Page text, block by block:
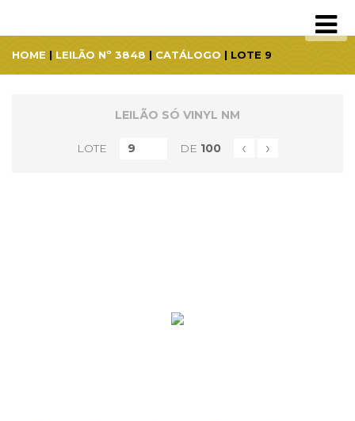
HOME | LEILÃO Nº 3848 | CATÁLOGO | LOTE 9
LEILÃO SÓ VINYL NM
LOTE DE 100 ‹ ›